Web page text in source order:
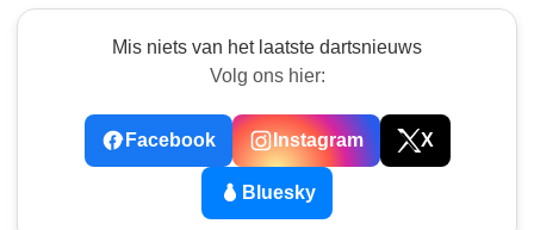
Mis niets van het laatste dartsnieuws
Volg ons hier:
Facebook Instagram X
Bluesky